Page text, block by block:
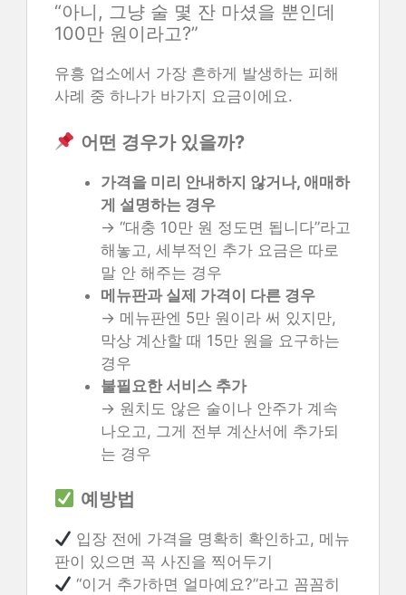
“아니, 그냥 술 몇 잔 마셨을 뿐인데
100만 원이라고?”
유흥 업소에서 가장 흔하게 발생하는 피해
사례 중 하나가 바가지 요금이에요.
어떤 경우가 있을까?
가격을 미리 안내하지 않거나, 애매하
게 설명하는 경우
→ “대충 10만 원 정도면 됩니다”라고
해놓고, 세부적인 추가 요금은 따로
말 안 해주는 경우
메뉴판과 실제 가격이 다른 경우
→ 메뉴판엔 5만 원이라 써 있지만,
막상 계산할 때 15만 원을 요구하는
경우
불필요한 서비스 추가
→ 원치도 않은 술이나 안주가 계속
나오고, 그게 전부 계산서에 추가되
는 경우
예방법
입장 전에 가격을 명확히 확인하고, 메뉴
판이 있으면 꼭 사진을 찍어두기
“이거 추가하면 얼마예요?”라고 꼼꼼히